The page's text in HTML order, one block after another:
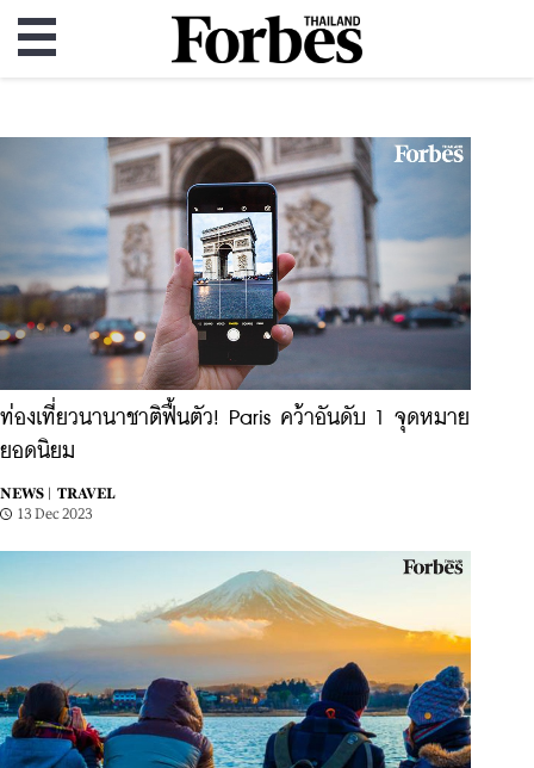
ท่องเที่ยวนานาชาติฟื้นตัว! Paris คว้าอันดับ 1 จุดหมาย
ยอดนิยม
NEWS |
TRAVEL
13 Dec 2023